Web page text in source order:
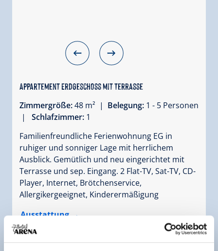
Appartement Erdgeschoss mit Terrasse
Zimmergröße:48 m² | Belegung: 1 - 5 Personen
|
Schlafzimmer: 1
Familienfreundliche Ferienwohnung EG in
ruhiger und sonniger Lage mit herrlichem
Ausblick. Gemütlich und neu eingerichtet mit
Terrasse und sep. Eingang. 2 Flat-TV, Sat-TV, CD-
Player, Internet, Brötchenservice,
Allergikergeeignet, Kinderermäßigung
Ausstattung
Verfügbarkeitskalender